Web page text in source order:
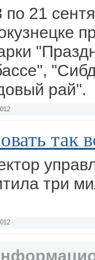
по 21
рай".
так
три